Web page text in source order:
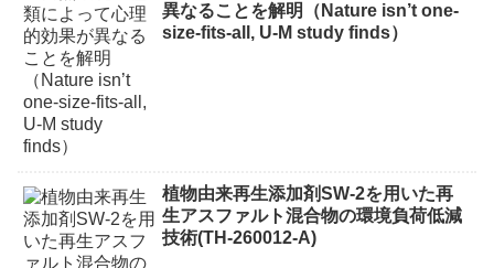
異なることを解明（Nature isn’t one-
size-fits-all, U-M study finds）
植物由来再生添加剤SW-2を用いた再
生アスファルト混合物の環境負荷低減
技術(TH-260012-A)